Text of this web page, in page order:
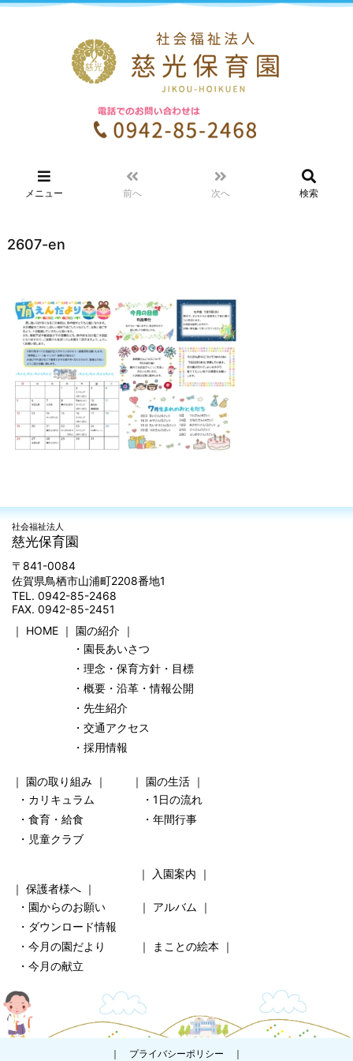
メニュー 前へ 次へ 検索
2607-en
社会福祉法人
慈光保育園
〒841-0084
佐賀県鳥栖市山浦町2208番地1
TEL. 0942-85-2468
FAX. 0942-85-2451
｜ HOME ｜ 園の紹介 ｜
・園長あいさつ
・理念・保育方針・目標
・概要・沿革・情報公開
・先生紹介
・交通アクセス
・採用情報
｜ 園の取り組み ｜ ｜ 園の生活 ｜
・カリキュラム
・1日の流れ
・食育・給食
・年間行事
・児童クラブ
｜ 入園案内 ｜
｜ 保護者様へ ｜
・園からのお願い ｜ アルバム ｜
・ダウンロード情報
・今月の園だより
｜ まことの絵本 ｜
・今月の献立
｜ プライバシーポリシー ｜